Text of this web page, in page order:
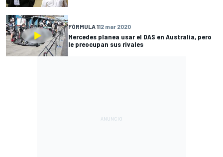
FÓRMULA 112 mar 2020
Mercedes planea usar el DAS en Australia, pero
le preocupan sus rivales